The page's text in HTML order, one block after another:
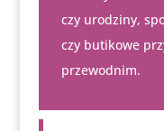
czy urodziny,
czy butikowe
przewodnim.